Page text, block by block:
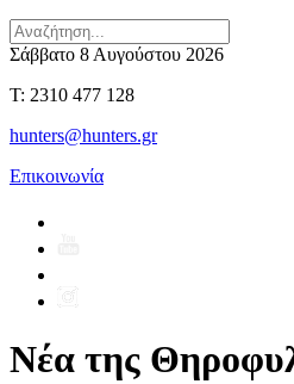
Σάββατο 8 Αυγούστου 2026
T: 2310 477 128
hunters@hunters.gr
Επικοινωνία
Νέα της